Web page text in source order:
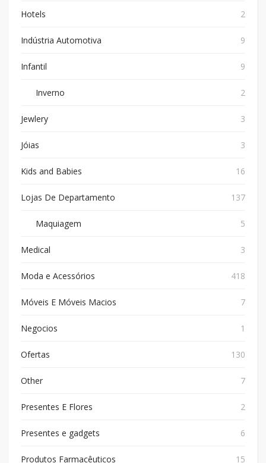
Hotels 2
Indústria Automotiva 9
Infantil 9
Inverno 2
Jewlery 3
Jóias 3
Kids and Babies 16
Lojas De Departamento 137
Maquiagem 5
Medical 3
Moda e Acessórios 418
Móveis E Móveis Macios 7
Negocios 1
Ofertas 130
Other 7
Presentes E Flores 2
Presentes e gadgets 6
Produtos Farmacêuticos 15